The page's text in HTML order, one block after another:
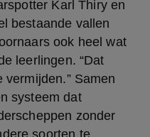
Karl Thiry en
bestaande vallen
ook heel wat
leerlingen. “Dat
Samen
systeem dat
zonder